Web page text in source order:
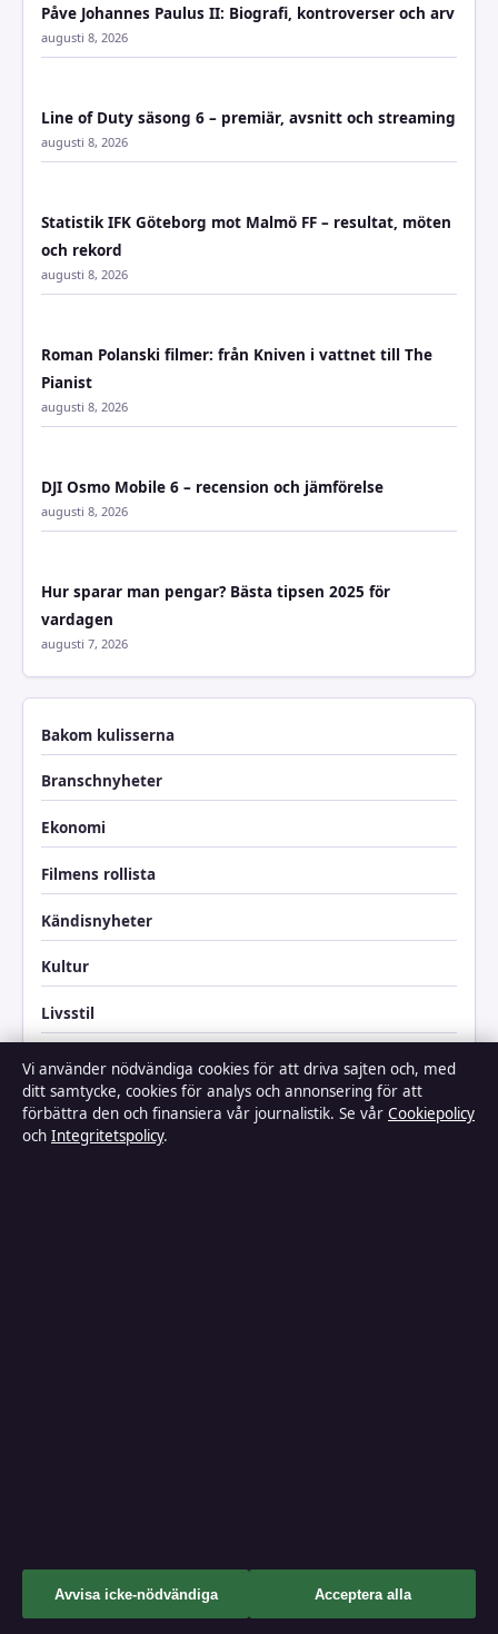
Påve Johannes Paulus II: Biografi, kontroverser och arv
augusti 8, 2026
Line of Duty säsong 6 – premiär, avsnitt och streaming
augusti 8, 2026
Statistik IFK Göteborg mot Malmö FF – resultat, möten
och rekord
augusti 8, 2026
Roman Polanski filmer: från Kniven i vattnet till The
Pianist
augusti 8, 2026
DJI Osmo Mobile 6 – recension och jämförelse
augusti 8, 2026
Hur sparar man pengar? Bästa tipsen 2025 för
vardagen
augusti 7, 2026
Bakom kulisserna
Branschnyheter
Ekonomi
Filmens rollista
Kändisnyheter
Kultur
Livsstil
Nöje
Nyheter
Tidspuls
Vi använder nödvändiga cookies för att driva sajten och, med
ditt samtycke, cookies för analys och annonsering för att
förbättra den och finansiera vår journalistik. Se vår Cookiepolicy
och Integritetspolicy.
Avvisa icke-nödvändiga Acceptera alla